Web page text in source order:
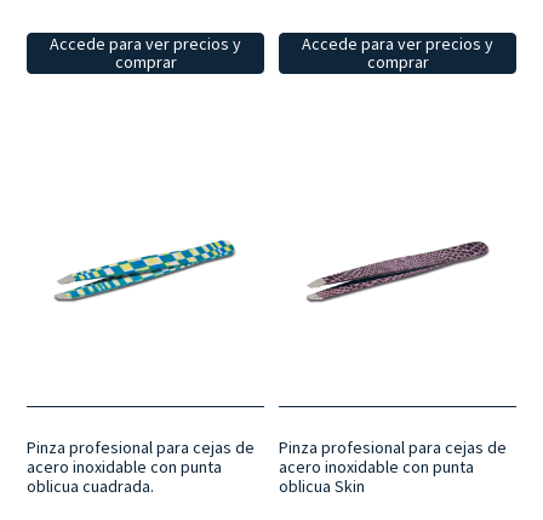
Accede para ver precios y
comprar
Accede para ver precios y
comprar
Pinza profesional para cejas de
acero inoxidable con punta
oblicua cuadrada.
Pinza profesional para cejas de
acero inoxidable con punta
oblicua Skin